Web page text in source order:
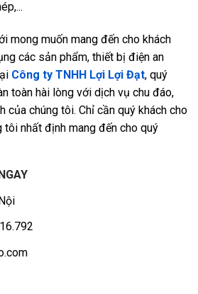
mong muốn mang đến cho khách
các sản phẩm, thiết bị điện an
Công ty TNHH Lợi Lợi Đạt, quý
toàn hài lòng với dịch vụ chu đáo,
của chúng tôi. Chỉ cần quý khách cho
tôi nhất định mang đến cho quý